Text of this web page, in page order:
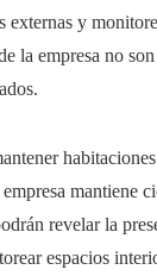
externas y
la empresa no
mantiene
revelar la
espacios